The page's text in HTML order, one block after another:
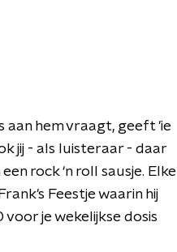
aan hem vraagt, geeft 'ie
jij - als luisteraar - daar
rock ‘n roll sausje. Elke
Feestje waarin hij
voor je wekelijkse dosis